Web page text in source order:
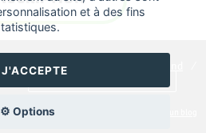
lamerecotcot
spécialisée dans les blogs culinaires.
et à des fins
⚙️ Options